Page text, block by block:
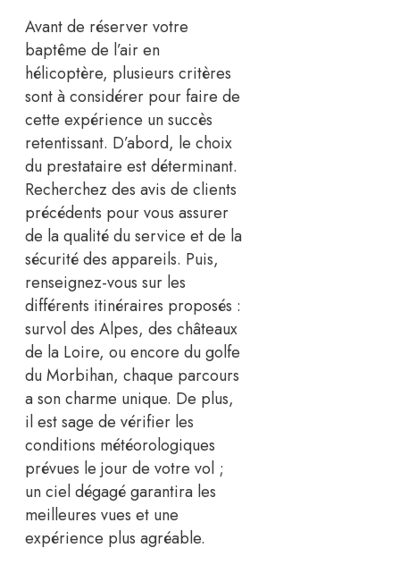
Avant de réserver votre
baptême de l’air en
hélicoptère, plusieurs critères
sont à considérer pour faire de
cette expérience un succès
retentissant. D’abord, le choix
du prestataire est déterminant.
Recherchez des avis de clients
précédents pour vous assurer
de la qualité du service et de la
sécurité des appareils. Puis,
renseignez-vous sur les
différents itinéraires proposés :
survol des Alpes, des châteaux
de la Loire, ou encore du golfe
du Morbihan, chaque parcours
a son charme unique. De plus,
il est sage de vérifier les
conditions météorologiques
prévues le jour de votre vol ;
un ciel dégagé garantira les
meilleures vues et une
expérience plus agréable.